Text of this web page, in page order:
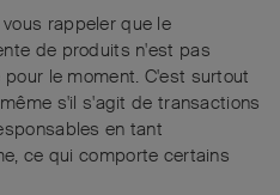
rappeler que le
de produits n'est pas
le moment. C'est surtout
s'il s'agit de transactions
en tant
ce qui comporte certains